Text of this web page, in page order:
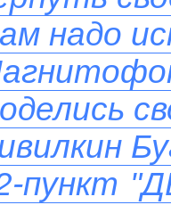
надо
пункт